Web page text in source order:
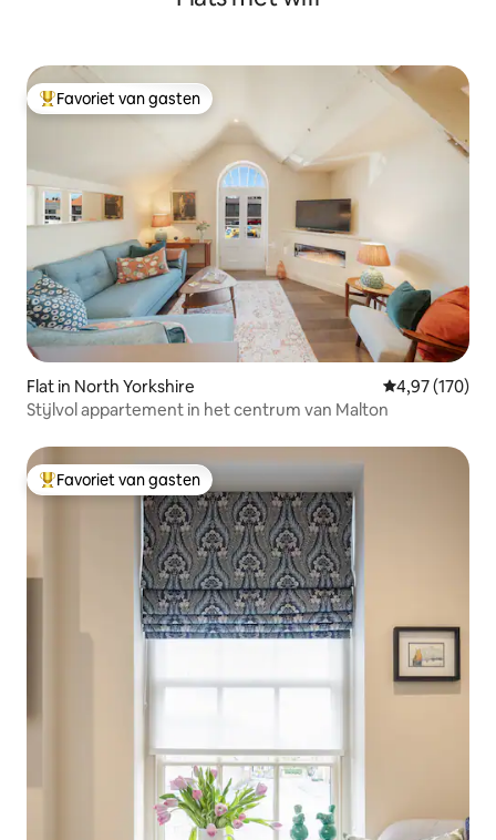
Topfavoriet van gasten
Favoriet van gasten
Flat in North Yorkshire Gemiddelde
4,97 (170)
Stijlvol appartement in het centrum van Malton
Topfavoriet van gasten
Favoriet van gasten